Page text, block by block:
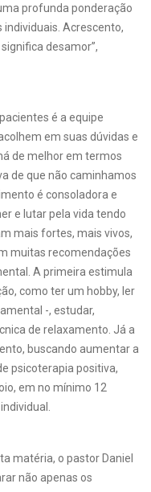
profunda ponderação
Acrescento,
desamor”,
é a equipe
em suas dúvidas e
de melhor em termos
de que não caminhamos
é consoladora e
e lutar pela vida tendo
mais fortes, mais vivos,
muitas recomendações
A primeira estimula
como ter um hobby, ler
-, estudar,
de relaxamento. Já a
buscando aumentar a
psicoterapia positiva,
em no mínimo 12
matéria, o pastor Daniel
não apenas os